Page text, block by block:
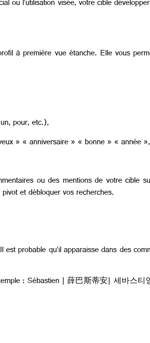
ou l’utilisation visée, votre cible
à première vue étanche. Elle vous
pour, etc.),
» « anniversaire » « bonne » « année »,
ou des mentions de votre cible
et débloquer vos recherches.
probable qu’il apparaisse dans des
: Sébastien | 薛巴斯蒂安| 세바스티